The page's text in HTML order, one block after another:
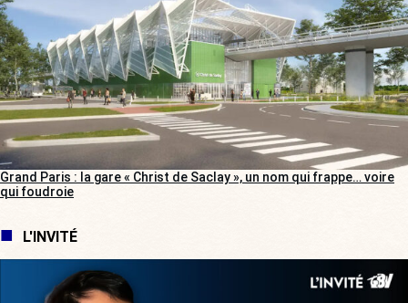
Grand Paris : la gare « Christ de Saclay », un nom qui frappe… voire
qui foudroie
L'INVITÉ